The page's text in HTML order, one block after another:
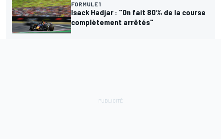
FORMULE 1
Isack Hadjar : "On fait 80% de la course
complètement arrêtés"